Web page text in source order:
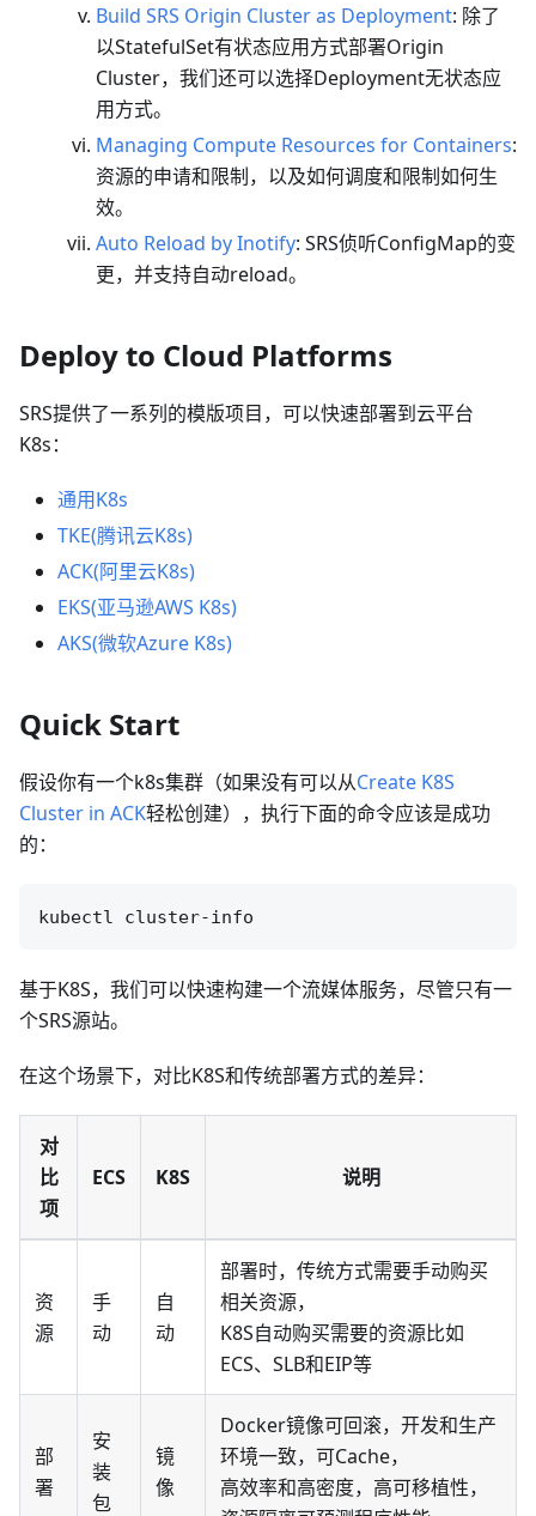
Build SRS Origin Cluster as Deployment: 除了
以StatefulSet有状态应用方式部署Origin
Cluster，我们还可以选择Deployment无状态应
用方式。
Managing Compute Resources for Containers:
资源的申请和限制，以及如何调度和限制如何生
效。
Auto Reload by Inotify: SRS侦听ConfigMap的变
更，并支持自动reload。
Deploy to Cloud Platforms
SRS提供了一系列的模版项目，可以快速部署到云平台
K8s：
通用K8s
TKE(腾讯云K8s)
ACK(阿里云K8s)
EKS(亚马逊AWS K8s)
AKS(微软Azure K8s)
Quick Start
假设你有一个k8s集群（如果没有可以从Create K8S
Cluster in ACK轻松创建），执行下面的命令应该是成功
的：
基于K8S，我们可以快速构建一个流媒体服务，尽管只有一
个SRS源站。
在这个场景下，对比K8S和传统部署方式的差异：
对
比
项
ECS K8S 说明
资
源
手
动
自
动
部署时，传统方式需要手动购买
相关资源，
K8S自动购买需要的资源比如
ECS、SLB和EIP等
部
署
安
装
包
镜
像
Docker镜像可回滚，开发和生产
环境一致，可Cache，
高效率和高密度，高可移植性，